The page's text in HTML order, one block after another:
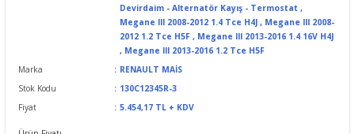
Devirdaim - Alternatör Kayış - Termostat ,
Megane III 2008-2012 1.4 Tce H4J , Megane III 2008-
2012 1.2 Tce H5F , Megane III 2013-2016 1.4 16V H4J
, Megane III 2013-2016 1.2 Tce H5F
Marka
RENAULT MAİS
Stok Kodu
130C12345R-3
Fiyat
5.454,17 TL + KDV